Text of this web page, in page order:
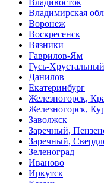
Владимирская
Воронеж
Воскресенск
Вязники
Гаврилов-Ям
Гусь-Хрустальный
Данилов
Екатеринбург
Железногорск,
Железногорск,
Заволжск
Заречный,
Заречный,
Зеленоград
Иваново
Иркутск